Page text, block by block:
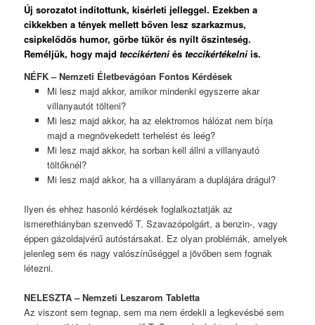
Új sorozatot indítottunk, kisérleti jelleggel. Ezekben a
cikkekben a tények mellett bőven lesz szarkazmus,
csipkelődős humor, görbe tükör és nyílt őszinteség.
Reméljük, hogy majdteccikérteniésteccikértékelniis.
NÉFK – Nemzeti Életbevágóan Fontos Kérdések
Mi lesz majd akkor, amikor mindenki egyszerre akar
villanyautót tölteni?
Mi lesz majd akkor, ha az elektromos hálózat nem bírja
majd a megnövekedett terhelést és leég?
Mi lesz majd akkor, ha sorban kell állni a villanyautó
töltőknél?
Mi lesz majd akkor, ha a villanyáram a duplájára drágul?
Ilyen és ehhez hasonló kérdések foglalkoztatják az
ismerethiányban szenvedő T. Szavazópolgárt, a benzin-, vagy
éppen gázoldajvérű autóstársakat. Ez olyan problémák, amelyek
jelenleg sem és nagy valószínűséggel a jövőben sem fognak
létezni.
NELESZTA – Nemzeti Leszarom Tabletta
Az viszont sem tegnap, sem ma nem érdekli a legkevésbé sem